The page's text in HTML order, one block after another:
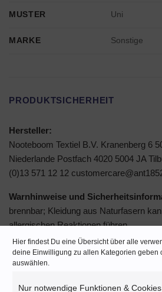
Hier findest Du eine Übersicht über alle
deine Einwilligung zu allen Kategorien geben
auswählen.
Nur notwendige Funktionen & Cookies
MUSTER Uni
MARKE Sonstige
PRODUKTSICHERHEIT
Hersteller:
Nooteboom Textiel B.V. Kranenberg 6
Niederlande Postfach 4020 5004 JA
(0)13 571 12 12
Warnhinweise und
brennbar; Kleidung aus Naturfasern
allergischen Reaktionen führen